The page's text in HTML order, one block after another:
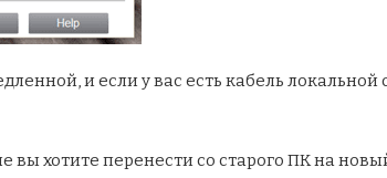
и если у вас есть кабель локальной
хотите перенести со старого ПК на